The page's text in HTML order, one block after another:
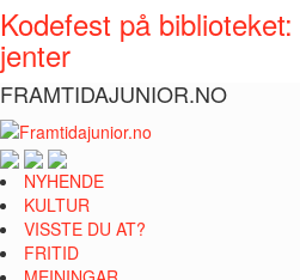
Kodefest på
jenter
FRAMTIDAJUNIOR.NO
NYHENDE
KULTUR
VISSTE DU AT?
FRITID